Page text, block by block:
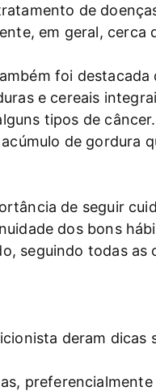
de
em geral,
foi
e cereais
tipos de
de
de seguir
dos bons
seguindo todas as
deram dicas